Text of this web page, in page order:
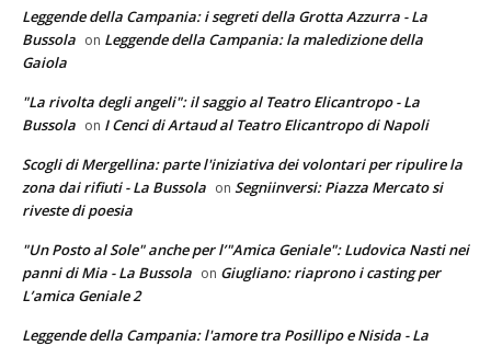
Leggende della Campania: i segreti della Grotta Azzurra - La
Bussola on Leggende della Campania: la maledizione della
Gaiola
"La rivolta degli angeli": il saggio al Teatro Elicantropo - La
Bussola on I Cenci di Artaud al Teatro Elicantropo di Napoli
Scogli di Mergellina: parte l'iniziativa dei volontari per ripulire la
zona dai rifiuti - La Bussola on Segniinversi: Piazza Mercato si
riveste di poesia
"Un Posto al Sole" anche per l’"Amica Geniale": Ludovica Nasti nei
panni di Mia - La Bussola on Giugliano: riaprono i casting per
L’amica Geniale 2
Leggende della Campania: l'amore tra Posillipo e Nisida - La